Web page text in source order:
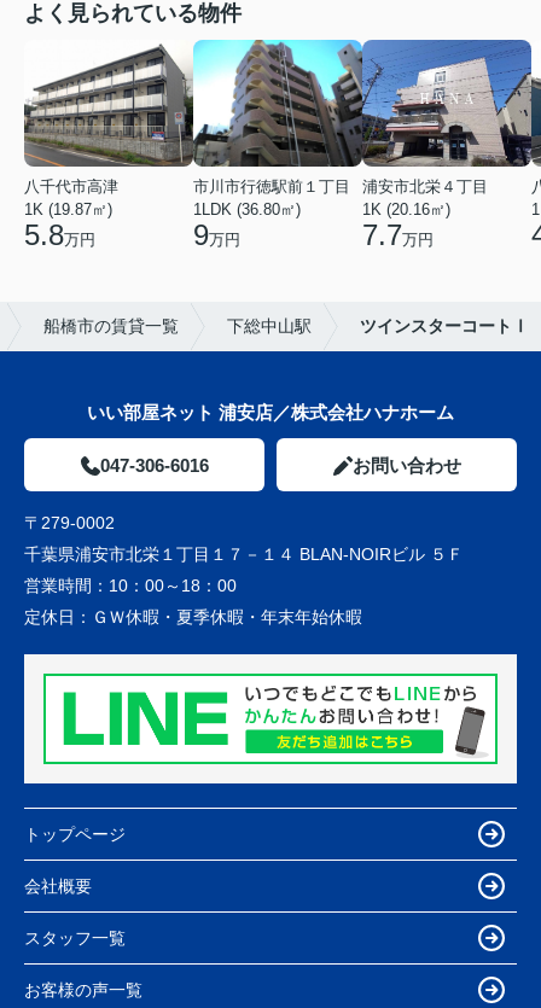
よく見られている物件
八千代市高津
1K (19.87㎡)
5.8万円
市川市行徳駅前１丁目
1LDK (36.80㎡)
9万円
浦安市北栄４丁目
1K (20.16㎡)
7.7万円
船橋市の賃貸一覧 下総中山駅 ツインスターコートⅠ
いい部屋ネット 浦安店／株式会社ハナホーム
047-306-6016 お問い合わせ
〒279-0002
千葉県浦安市北栄１丁目１７－１４ BLAN-NOIRビル ５Ｆ
営業時間： 10：00～18：00
定休日： ＧＷ休暇・夏季休暇・年末年始休暇
トップページ
会社概要
スタッフ一覧
お客様の声一覧